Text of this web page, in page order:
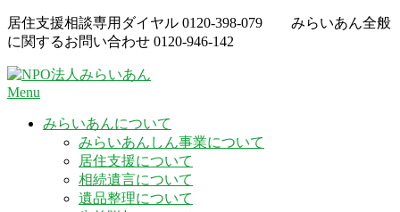
Skip
to
content
居住支援相談専用ダイヤル 0120-398-079
みらいあん全般
に関するお問い合わせ 0120-946-142
Menu
みらいあんについて
みらいあんしん事業について
居住支援について
相続遺言について
遺品整理について